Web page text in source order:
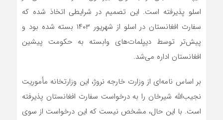
اسلو پذیرفته است. این تصمیم در شرایطی اتخاذ شده که
سفارت افغانستان در اسلو از شهریور ۱۴۰۳ بسته شده بود و
پیش‌تر توسط دیپلمات‌های وابسته به حکومت پیشین
افغانستان اداره می‌شد.
بر اساس نامه‌ای از وزارت خارجه نروژ، این وزارتخانه مأموریت
نجیب‌الله شیرخان را به درخواست سفارت افغانستان پذیرفته
است. با این حال، مشخص نیست که این درخواست از سوی